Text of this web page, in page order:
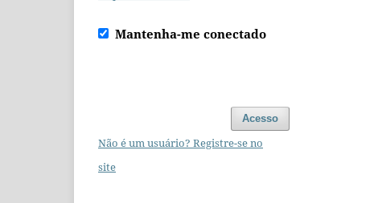
Mantenha-me conectado
Acesso
Não é um usuário? Registre-se no
site